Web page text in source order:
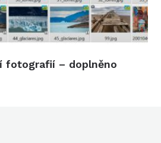
fotografií – doplněno